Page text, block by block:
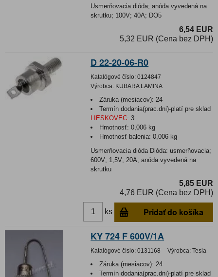
Usmerňovacia dióda; anóda vyvedená na
skrutku; 100V; 40A; DO5
6,54 EUR
5,32 EUR (Cena bez DPH)
D 22-20-06-R0
Katalógové číslo: 0124847
Výrobca: KUBARA LAMINA
Záruka (mesiacov): 24
Termín dodania(prac.dni)-platí pre sklad
LIESKOVEC: 3
Hmotnosť:0,006 kg
Hmotnosť balenia:0,006 kg
Usmerňovacia dióda Dióda: usmerňovacia;
600V; 1,5V; 20A; anóda vyvedená na
skrutku
5,85 EUR
4,76 EUR (Cena bez DPH)
ks Pridať do košíka
KY 724 F 600V/1A
Katalógové číslo: 0131168 Výrobca: Tesla
Záruka (mesiacov): 24
Termín dodania(prac.dni)-platí pre sklad